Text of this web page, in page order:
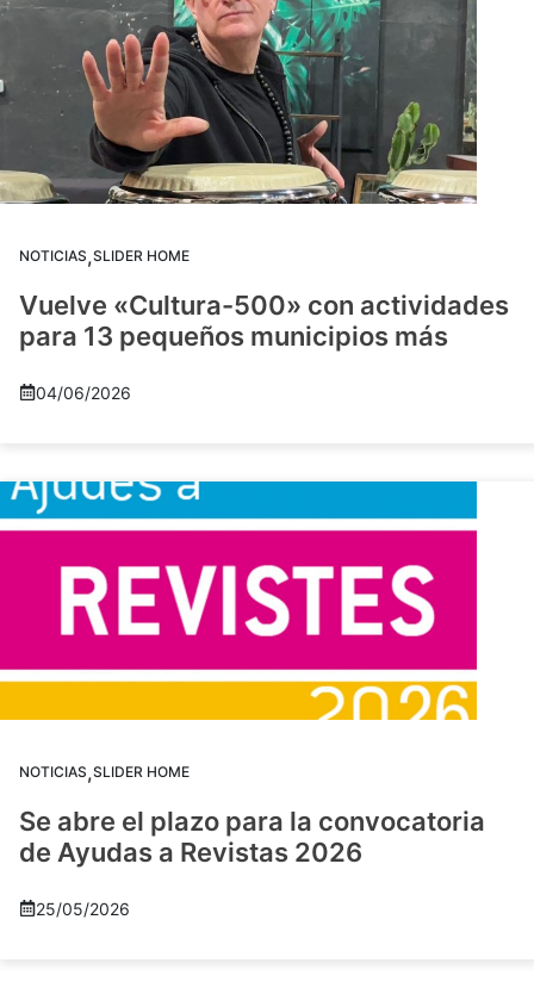
NOTICIAS,SLIDER HOME
Vuelve «Cultura-500» con actividades
para 13 pequeños municipios más
04/06/2026
NOTICIAS,SLIDER HOME
Se abre el plazo para la convocatoria
de Ayudas a Revistas 2026
25/05/2026